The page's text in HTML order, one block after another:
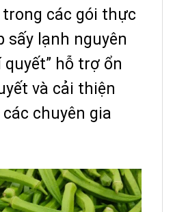
trong các gói thực
sấy lạnh nguyên
quyết” hỗ trợ ổn
và cải thiện
chuyên gia